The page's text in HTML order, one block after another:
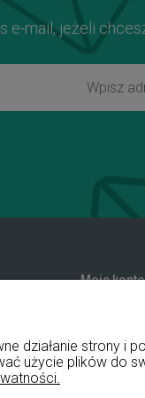
e-mail, jeżeli
Moje konto
Ustawienia
działanie strony
użycie plików do